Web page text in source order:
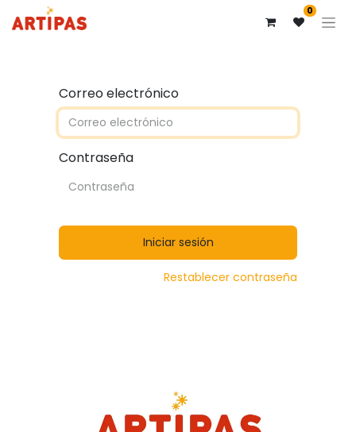
0
Correo electrónico
Contraseña
Iniciar sesión
Restablecer contraseña